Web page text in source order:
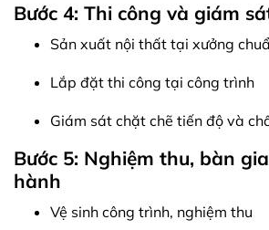
Bước 4: Thi công và giám
Sản xuất nội thất tại xưởng
Lắp đặt thi công tại công trình
Giám sát chặt chẽ tiến độ và
Bước 5: Nghiệm thu, bàn
hành
Vệ sinh công trình, nghiệm thu